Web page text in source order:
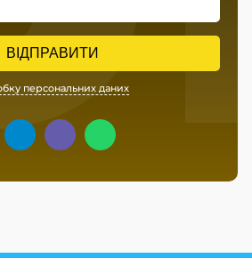
ВІДПРАВИТИ
персональних даних